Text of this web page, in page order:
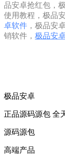
品安卓抢红包，
使用教程，极品
卓软件 ，极品安
销软件， 极品安
极品安卓
正品源码源包 全
源码源包
高端产品